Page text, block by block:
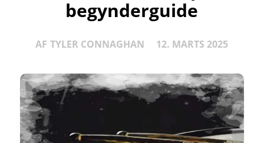
begynderguide
AF TYLER CONNAGHAN 12. MARTS 2025